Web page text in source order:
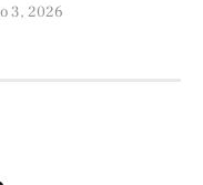
3, 2026